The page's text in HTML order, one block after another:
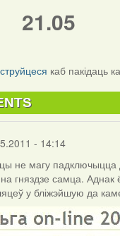
21.05
каб пакідаць
- 14:14
не магу падключыцца
гняздзе самца. Аднак
у бліжэйшую да